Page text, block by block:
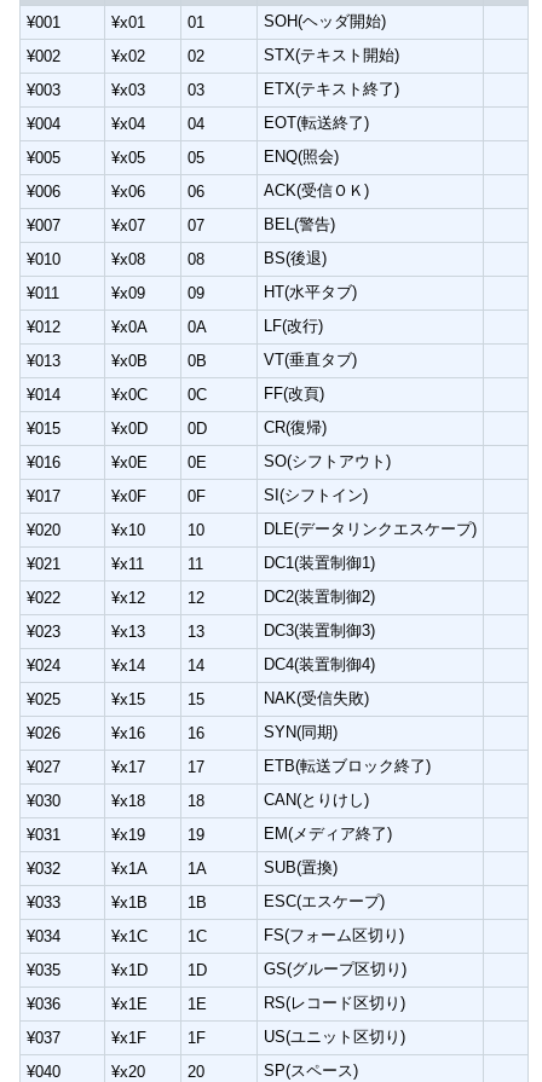
¥001 ¥x01 01
SOH(ヘッダ開始)
¥002
¥x02 02
STX(テキスト開始)
¥003
¥x03 03
ETX(テキスト終了)
¥004
¥x04 04
EOT(転送終了)
¥005
¥x05 05
ENQ(照会)
¥006
¥x06 06
ACK(受信ＯＫ)
¥007
¥x07 07
BEL(警告)
¥010
¥x08 08
BS(後退)
¥011
¥x09 09
HT(水平タブ)
¥012
¥x0A 0A
LF(改行)
¥013
¥x0B 0B
VT(垂直タブ)
¥014
¥x0C 0C
FF(改頁)
¥015
¥x0D 0D
CR(復帰)
¥016
¥x0E 0E
SO(シフトアウト)
¥017
¥x0F 0F
SI(シフトイン)
¥020
¥x10 10
DLE(データリンクエスケープ)
¥021
¥x11 11
DC1(装置制御1)
¥022
¥x12 12
DC2(装置制御2)
¥023
¥x13 13
DC3(装置制御3)
¥024
¥x14 14
DC4(装置制御4)
¥025
¥x15 15
NAK(受信失敗)
¥026
¥x16 16
SYN(同期)
¥027
¥x17 17
ETB(転送ブロック終了)
¥030
¥x18 18
CAN(とりけし)
¥031
¥x19 19
EM(メディア終了)
¥032
¥x1A 1A
SUB(置換)
¥033
¥x1B 1B
ESC(エスケープ)
¥034
¥x1C 1C
FS(フォーム区切り)
¥035
¥x1D 1D
GS(グループ区切り)
¥036
¥x1E 1E
RS(レコード区切り)
¥037
¥x1F 1F
US(ユニット区切り)
¥040
¥x20 20
SP(スペース)